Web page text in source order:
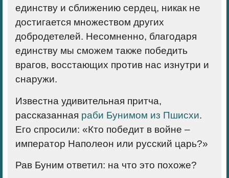
единству и сближению сердец, никак не
достигается множеством других
добродетелей. Несомненно, благодаря
единству мы сможем также победить
врагов, восстающих против нас изнутри и
снаружи.
Известна удивительная притча,
рассказанная раби Бунимом из Пшисхи.
Его спросили: «Кто победит в войне –
император Наполеон или русский царь?»
Рав Буним ответил: на что это похоже?